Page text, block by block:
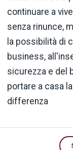
continuare a
senza rinunce,
la possibilità di
business,
sicurezza e del
portare a casa
differenza